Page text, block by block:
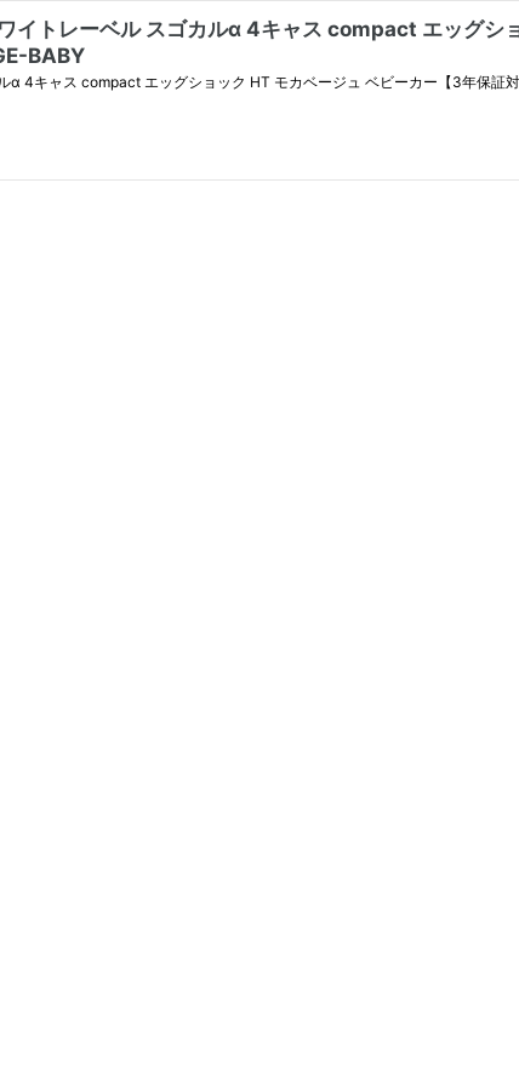
ワイトレーベル スゴカルα 4キャス compact エッグ
BABY
α 4キャス compact エッグショック HT モカベージュ ベビーカー【3年保証